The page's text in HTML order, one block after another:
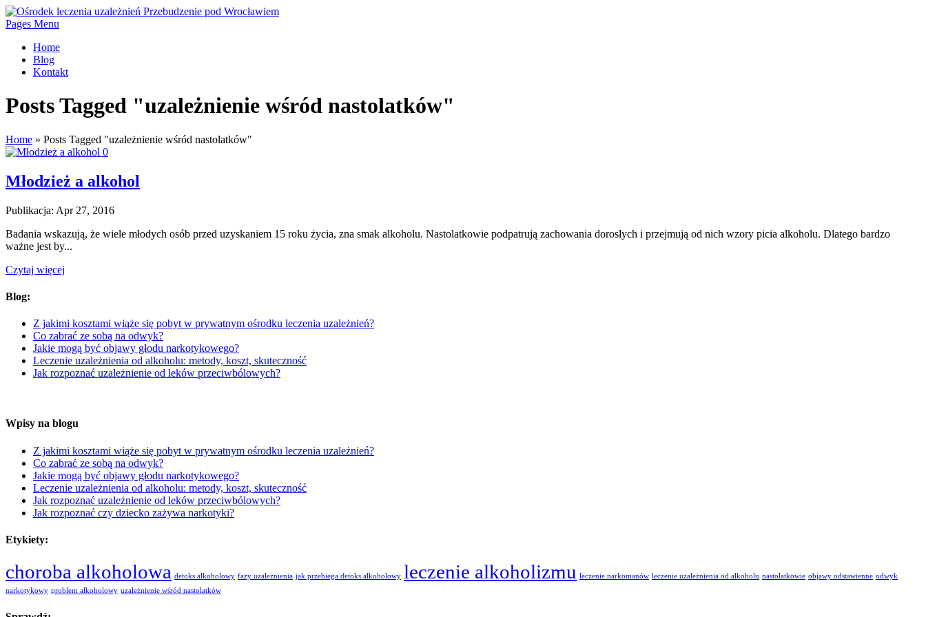
Pages Menu
Home
Blog
Kontakt
Posts Tagged "uzależnienie wśród nastolatków"
Home » Posts Tagged "uzależnienie wśród nastolatków"
0
Młodzież a alkohol
Publikacja: Apr 27, 2016
Badania wskazują, że wiele młodych osób przed uzyskaniem 15 roku życia, zna smak alkoholu. Nastolatkowie podpatrują zachowania dorosłych i przejmują od nich wzory picia alkoholu. Dlatego bardzo
ważne jest by...
Czytaj więcej
Blog:
Z jakimi kosztami wiąże się pobyt w prywatnym ośrodku leczenia uzależnień?
Co zabrać ze sobą na odwyk?
Jakie mogą być objawy głodu narkotykowego?
Leczenie uzależnienia od alkoholu: metody, koszt, skuteczność
Jak rozpoznać uzależnienie od leków przeciwbólowych?
Wpisy na blogu
Z jakimi kosztami wiąże się pobyt w prywatnym ośrodku leczenia uzależnień?
Co zabrać ze sobą na odwyk?
Jakie mogą być objawy głodu narkotykowego?
Leczenie uzależnienia od alkoholu: metody, koszt, skuteczność
Jak rozpoznać uzależnienie od leków przeciwbólowych?
Jak rozpoznać czy dziecko zażywa narkotyki?
Etykiety:
choroba alkoholowa detoks alkoholowy fazy uzależnienia jak przebiega detoks alkoholowy leczenie alkoholizmu leczenie narkomanów leczenie uzależnienia od alkoholu nastolatkowie objawy odstawienne odwyk
narkotykowy problem alkoholowy uzależnienie wśród nastolatków